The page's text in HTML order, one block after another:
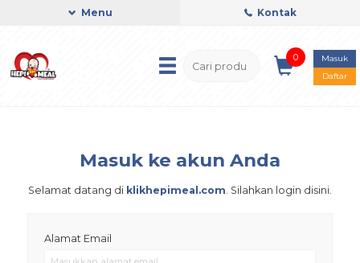
Menu Kontak
0
Masuk
Daftar
Masuk ke akun Anda
Selamat datang di klikhepimeal.com . Silahkan login disini.
Alamat Email